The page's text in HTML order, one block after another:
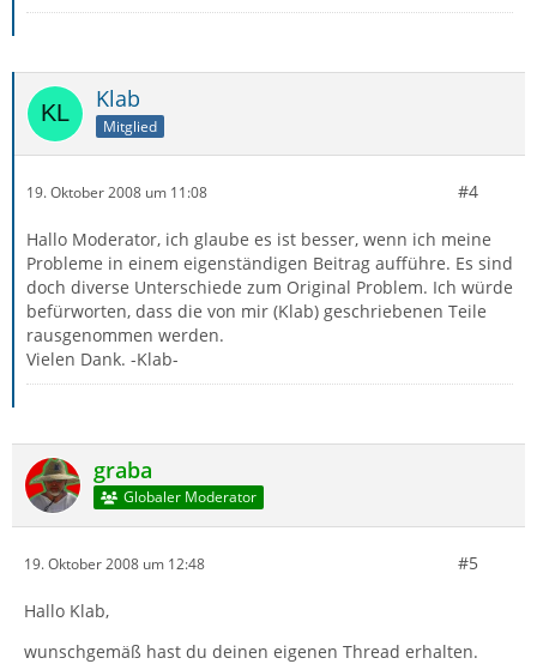
Klab
Mitglied
19. Oktober 2008 um 11:08 #4
Hallo Moderator, ich glaube es ist besser, wenn ich meine
Probleme in einem eigenständigen Beitrag aufführe. Es sind
doch diverse Unterschiede zum Original Problem. Ich würde
befürworten, dass die von mir (Klab) geschriebenen Teile
rausgenommen werden.
Vielen Dank. -Klab-
graba
Globaler Moderator
19. Oktober 2008 um 12:48 #5
Hallo Klab,
wunschgemäß hast du deinen eigenen Thread erhalten.